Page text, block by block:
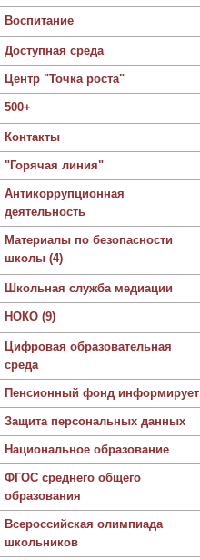
Воспитание
Доступная среда
Центр "Точка роста"
500+
Контакты
"Горячая линия"
Антикоррупционная
деятельность
Материалы по безопасности
школы (4)
Школьная служба медиации
НОКО (9)
Цифровая образовательная
среда
Пенсионный фонд информирует
Защита персональных данных
Национальное образование
ФГОС среднего общего
образования
Всероссийская олимпиада
школьников